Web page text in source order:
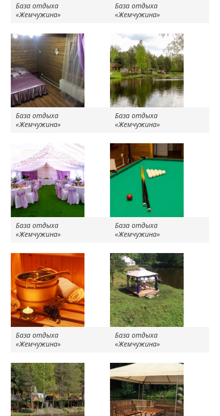
База отдыха
«Жемчужина»
База отдыха
«Жемчужина»
База отдыха
«Жемчужина»
База отдыха
«Жемчужина»
База отдыха
«Жемчужина»
База отдыха
«Жемчужина»
База отдыха
«Жемчужина»
База отдыха
«Жемчужина»